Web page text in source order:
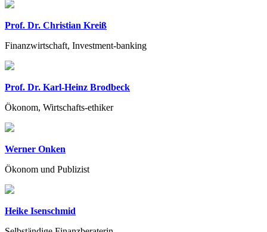
Prof. Dr. Christian Kreiß
Finanzwirtschaft, Investment-banking
Prof. Dr. Karl-Heinz Brodbeck
Ökonom, Wirtschafts-ethiker
Werner Onken
Ökonom und Publizist
Heike Isenschmid